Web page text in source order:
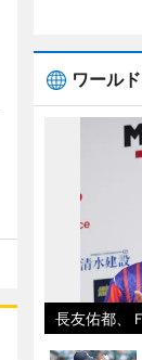
ワール
長友佑都、